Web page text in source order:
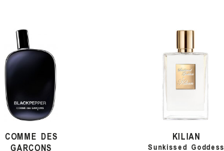
COMME DES
GARÇONS
KILIAN
Sunkissed Goddess